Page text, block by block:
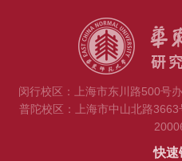
闵行校区：上海市东川路500号
普陀校区：上海市中山北路
快速